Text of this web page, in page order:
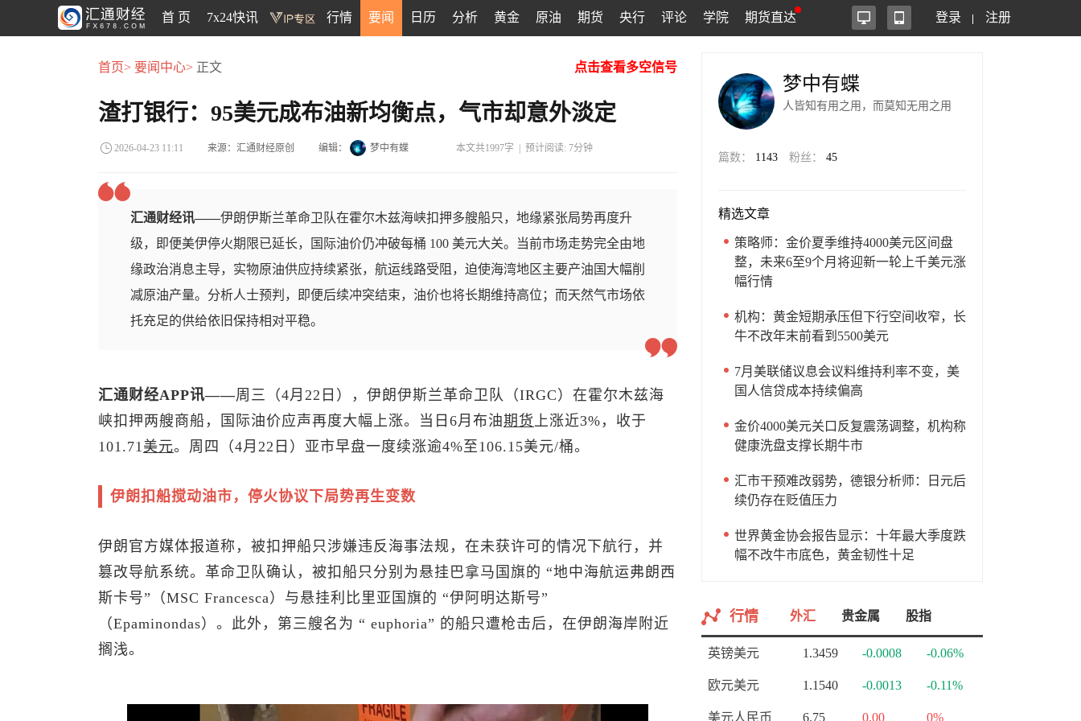
首 页 7x24快讯 行情 要闻 日历 分析 黄金 原油 期货 央行 评论 学院 期货直达 登录 注册
首页> 要闻中心> 正文 点击查看多空信号
渣打银行：95美元成布油新均衡点，气市却意外淡定
2026-04-23 11:11 来源：汇通财经原创 编辑： 梦中有蝶 本文共1997字 | 预计阅读: 7分钟
汇通财经讯——伊朗伊斯兰革命卫队在霍尔木兹海峡扣押多艘船只，地缘紧张局势再度升
级，即便美伊停火期限已延长，国际油价仍冲破每桶 100 美元大关。当前市场走势完全由地
缘政治消息主导，实物原油供应持续紧张，航运线路受阻，迫使海湾地区主要产油国大幅削
减原油产量。分析人士预判，即便后续冲突结束，油价也将长期维持高位；而天然气市场依
托充足的供给依旧保持相对平稳。
汇通财经APP讯——周三（4月22日），伊朗伊斯兰革命卫队（IRGC）在霍尔木兹海
峡扣押两艘商船，国际油价应声再度大幅上涨。当日6月布油期货上涨近3%，收于
101.71美元。周四（4月22日）亚市早盘一度续涨逾4%至106.15美元/桶。
伊朗扣船搅动油市，停火协议下局势再生变数
伊朗官方媒体报道称，被扣押船只涉嫌违反海事法规，在未获许可的情况下航行，并
篡改导航系统。革命卫队确认，被扣船只分别为悬挂巴拿马国旗的 “地中海航运弗朗西
斯卡号”（MSC Francesca）与悬挂利比里亚国旗的 “伊阿明达斯号”
（Epaminondas）。此外，第三艘名为 “ euphoria” 的船只遭枪击后，在伊朗海岸附近
搁浅。
梦中有蝶
人皆知有用之用，而莫知无用之用
篇数： 1143 粉丝： 45
精选文章
策略师：金价夏季维持4000美元区间盘
整，未来6至9个月将迎新一轮上千美元涨
幅行情
机构：黄金短期承压但下行空间收窄，长
牛不改年末前看到5500美元
7月美联储议息会议料维持利率不变，美
国人信贷成本持续偏高
金价4000美元关口反复震荡调整，机构称
健康洗盘支撑长期牛市
汇市干预难改弱势，德银分析师：日元后
续仍存在贬值压力
世界黄金协会报告显示：十年最大季度跌
幅不改牛市底色，黄金韧性十足
行情 外汇 贵金属 股指
英镑美元 1.3459 -0.0008 -0.06%
欧元美元 1.1540 -0.0013 -0.11%
美元人民币 6.75 0.00 0%